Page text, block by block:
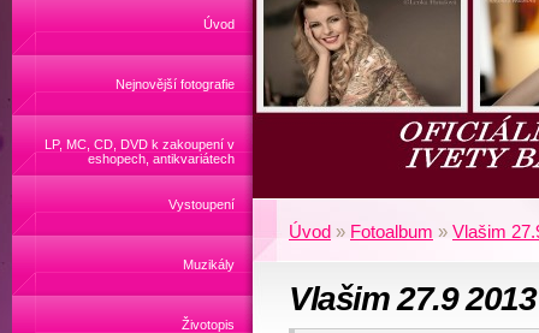
Úvod
Nejnovější fotografie
LP, MC, CD, DVD k zakoupení v
eshopech, antikvariátech
Vystoupení
Muzikály
Životopis
Úvod » Fotoalbum » Vlašim
Vlašim 27.9 2013